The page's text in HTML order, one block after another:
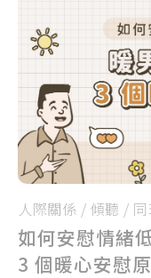
人際關係 / 傾聽 /
如何安慰情緒
3 個暖心安慰